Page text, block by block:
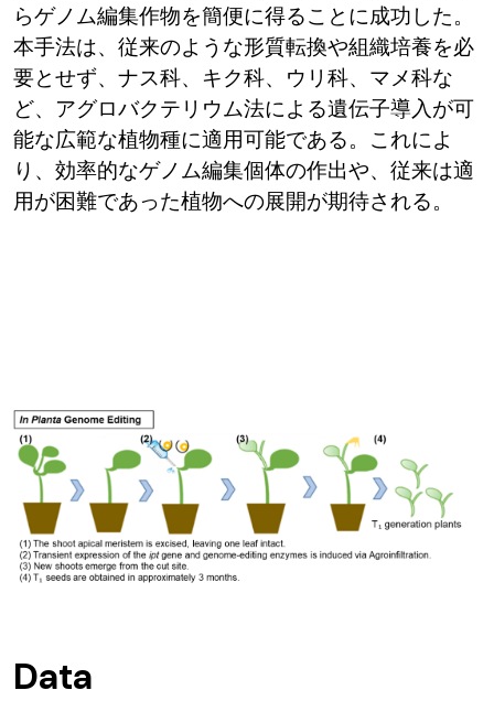
らゲノム編集作物を簡便に得ることに成功した。
本手法は、従来のような形質転換や組織培養を必
要とせず、ナス科、キク科、ウリ科、マメ科な
ど、アグロバクテリウム法による遺伝子導入が可
能な広範な植物種に適用可能である。これによ
り、効率的なゲノム編集個体の作出や、従来は適
用が困難であった植物への展開が期待される。
Data